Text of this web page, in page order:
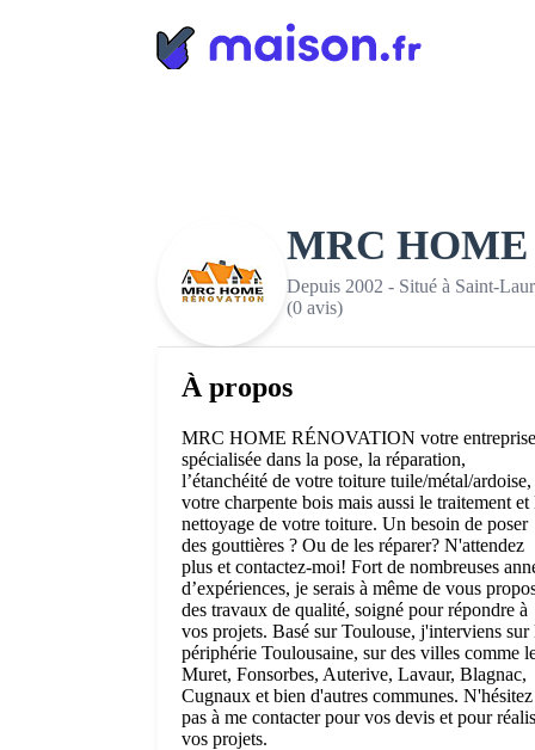
MRC
Depuis 2002 - Situé à Saint-
(0 avis)
À propos
MRC HOME RÉNOVATION votre entreprise
spécialisée dans la pose, la réparation,
l’étanchéité de votre toiture tuile/métal/ardoise,
votre charpente bois mais aussi le traitement et
nettoyage de votre toiture. Un besoin de poser
des gouttières ? Ou de les réparer? N'attendez
plus et contactez-moi! Fort de nombreuses
d’expériences, je serais à même de vous
des travaux de qualité, soigné pour répondre à
vos projets. Basé sur Toulouse, j'interviens sur
périphérie Toulousaine, sur des villes comme
Muret, Fonsorbes, Auterive, Lavaur, Blagnac,
Cugnaux et bien d'autres communes. N'hésitez
pas à me contacter pour vos devis et pour
vos projets.